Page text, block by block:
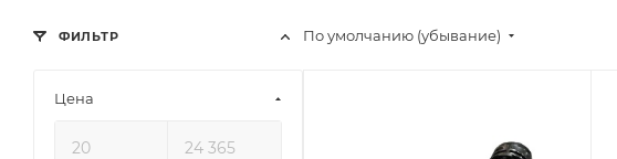
По умолчанию (убывание)
ФИЛЬТР
Цена